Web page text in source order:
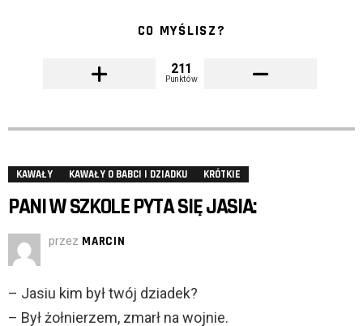
CO MYŚLISZ?
211
Punktów
KAWAŁY KAWAŁY O BABCI I DZIADKU KRÓTKIE
PANI W SZKOLE PYTA SIĘ JASIA:
przez MARCIN
– Jasiu kim był twój dziadek?
– Był żołnierzem, zmarł na wojnie.